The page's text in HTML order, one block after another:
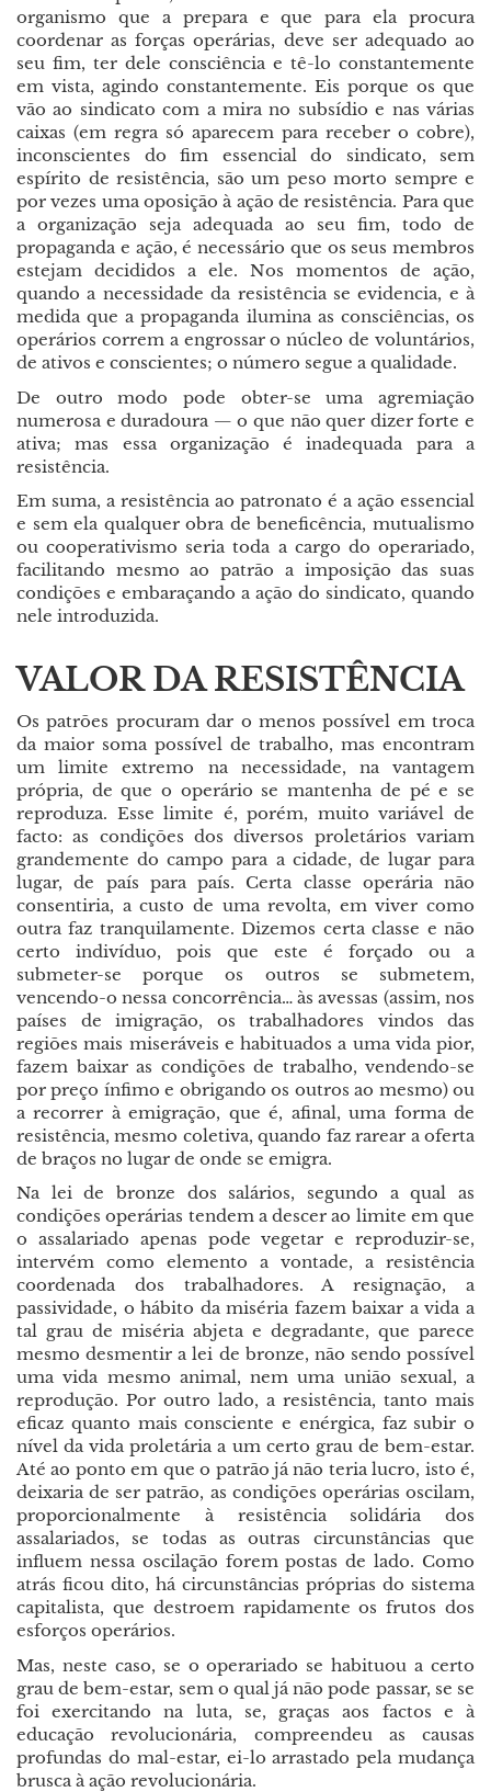
organismo que a prepara e que para ela procura
coordenar as forças operárias, deve ser adequado ao
seu fim, ter dele consciência e tê-lo constantemente
em vista, agindo constantemente. Eis porque os que
vão ao sindicato com a mira no subsídio e nas várias
caixas (em regra só aparecem para receber o cobre),
inconscientes do fim essencial do sindicato, sem
espírito de resistência, são um peso morto sempre e
por vezes uma oposição à ação de resistência. Para que
a organização seja adequada ao seu fim, todo de
propaganda e ação, é necessário que os seus membros
estejam decididos a ele. Nos momentos de ação,
quando a necessidade da resistência se evidencia, e à
medida que a propaganda ilumina as consciências, os
operários correm a engrossar o núcleo de voluntários,
de ativos e conscientes; o número segue a qualidade.
De outro modo pode obter-se uma agremiação
numerosa e duradoura — o que não quer dizer forte e
ativa; mas essa organização é inadequada para a
resistência.
Em suma, a resistência ao patronato é a ação essencial
e sem ela qualquer obra de beneficência, mutualismo
ou cooperativismo seria toda a cargo do operariado,
facilitando mesmo ao patrão a imposição das suas
condições e embaraçando a ação do sindicato, quando
nele introduzida.
VALOR DA RESISTÊNCIA
Os patrões procuram dar o menos possível em troca
da maior soma possível de trabalho, mas encontram
um limite extremo na necessidade, na vantagem
própria, de que o operário se mantenha de pé e se
reproduza. Esse limite é, porém, muito variável de
facto: as condições dos diversos proletários variam
grandemente do campo para a cidade, de lugar para
lugar, de país para país. Certa classe operária não
consentiria, a custo de uma revolta, em viver como
outra faz tranquilamente. Dizemos certa classe e não
certo indivíduo, pois que este é forçado ou a
submeter-se porque os outros se submetem,
vencendo-o nessa concorrência… às avessas (assim, nos
países de imigração, os trabalhadores vindos das
regiões mais miseráveis e habituados a uma vida pior,
fazem baixar as condições de trabalho, vendendo-se
por preço ínfimo e obrigando os outros ao mesmo) ou
a recorrer à emigração, que é, afinal, uma forma de
resistência, mesmo coletiva, quando faz rarear a oferta
de braços no lugar de onde se emigra.
Na lei de bronze dos salários, segundo a qual as
condições operárias tendem a descer ao limite em que
o assalariado apenas pode vegetar e reproduzir-se,
intervém como elemento a vontade, a resistência
coordenada dos trabalhadores. A resignação, a
passividade, o hábito da miséria fazem baixar a vida a
tal grau de miséria abjeta e degradante, que parece
mesmo desmentir a lei de bronze, não sendo possível
uma vida mesmo animal, nem uma união sexual, a
reprodução. Por outro lado, a resistência, tanto mais
eficaz quanto mais consciente e enérgica, faz subir o
nível da vida proletária a um certo grau de bem-estar.
Até ao ponto em que o patrão já não teria lucro, isto é,
deixaria de ser patrão, as condições operárias oscilam,
proporcionalmente à resistência solidária dos
assalariados, se todas as outras circunstâncias que
influem nessa oscilação forem postas de lado. Como
atrás ficou dito, há circunstâncias próprias do sistema
capitalista, que destroem rapidamente os frutos dos
esforços operários.
Mas, neste caso, se o operariado se habituou a certo
grau de bem-estar, sem o qual já não pode passar, se se
foi exercitando na luta, se, graças aos factos e à
educação revolucionária, compreendeu as causas
profundas do mal-estar, ei-lo arrastado pela mudança
brusca à ação revolucionária.